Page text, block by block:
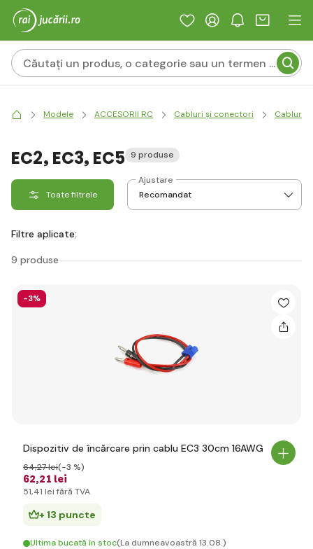
Modele ACCESORII RC Cabluri și conectori Cabluri
EC2, EC3, EC5 9 produse
Toate filtrele
Ajustare
Filtre aplicate:
9 produse
-3%
Dispozitiv de încărcare prin cablu EC3 30cm 16AWG
62,21 lei
64,27 lei(-3 %)
51,41 lei fără TVA
+ 13 puncte
Ultima bucată în stoc(La dumneavoastră 13.08.)